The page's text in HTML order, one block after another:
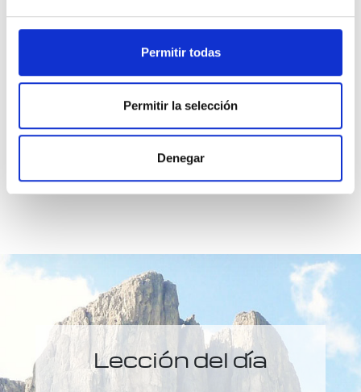
Permitir todas
Permitir la selección
Denegar
Padre, soy tal como Tú me creaste.Ahora
recuerdo Tu Amor, así como el mío propio.
comprendo que son uno.
Lección del día